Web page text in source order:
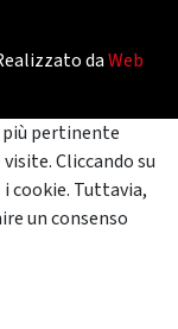
daWeb
pertinente
Cliccando su
cookie. Tuttavia,
un consenso